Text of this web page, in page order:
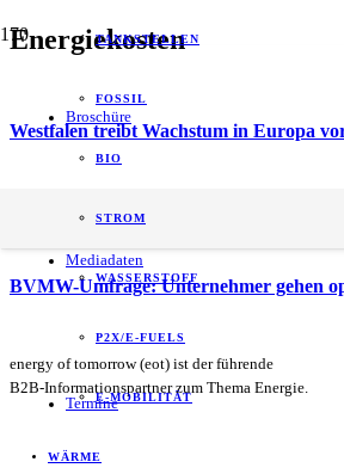
Broschüre
Mediadaten
Termine
TANKSTELLEN
FOSSIL
BIO
STROM
WASSERSTOFF
P2X/E-FUELS
E-MOBILITÄT
WÄRME
Energiekosten
Westfalen treibt Wachstum in Europa
BVMW-Umfrage: Unternehmer gehen
energy of tomorrow (eot) ist der führende
B2B-Informationspartner zum Thema Energie.